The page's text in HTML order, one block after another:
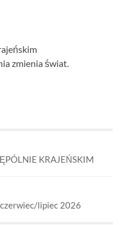
zmienia świat.
KRAJEŃSKIM
czerwiec/lipiec 2026